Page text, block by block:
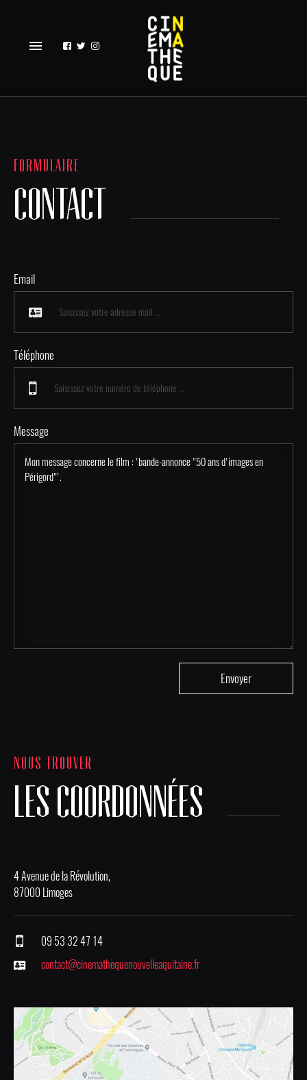
menu
FORMULAIRE
CONTACT
Email
Téléphone
Message
NOUS TROUVER
LES COORDONNÉES
4 Avenue de la Révolution,
87000 Limoges
09 53 32 47 14
contact@cinemathequenouvelleaquitaine.fr